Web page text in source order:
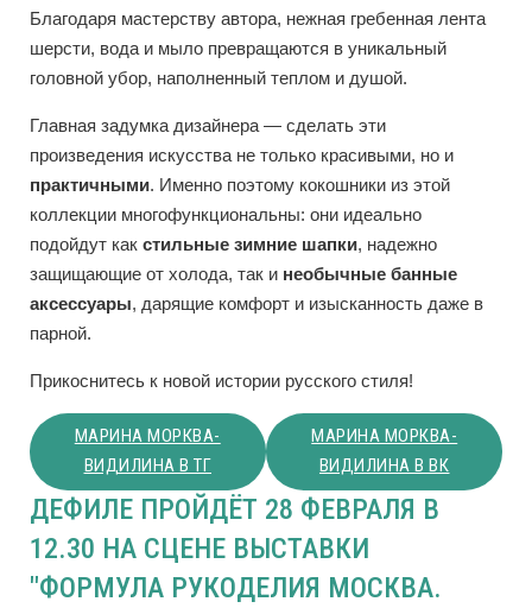
Благодаря мастерству автора, нежная гребенная лента
шерсти, вода и мыло превращаются в уникальный
головной убор, наполненный теплом и душой.
Главная задумка дизайнера — сделать эти
произведения искусства не только красивыми, но и
практичными. Именно поэтому кокошники из этой
коллекции многофункциональны: они идеально
подойдут как стильные зимние шапки, надежно
защищающие от холода, так и необычные банные
аксессуары, дарящие комфорт и изысканность даже в
парной.
Прикоснитесь к новой истории русского стиля!
МАРИНА МОРКВА-
ВИДИЛИНА В ТГ
МАРИНА МОРКВА-
ВИДИЛИНА В ВК
ДЕФИЛЕ ПРОЙДЁТ 28 ФЕВРАЛЯ В
12.30 НА СЦЕНЕ ВЫСТАВКИ
"ФОРМУЛА РУКОДЕЛИЯ МОСКВА.